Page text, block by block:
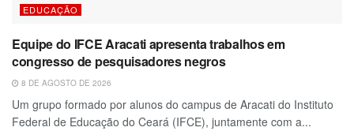
EDUCAÇÃO
Equipe do IFCE Aracati apresenta trabalhos em
congresso de pesquisadores negros
8 DE AGOSTO DE 2026
Um grupo formado por alunos do campus de Aracati do Instituto
Federal de Educação do Ceará (IFCE), juntamente com a...